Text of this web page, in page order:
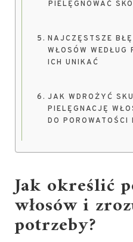
PIELĘGNOWAĆ
NAJCZĘSTSZE
WŁOSÓW WEDŁUG
ICH UNIKAĆ
JAK WDROŻYĆ
PIELĘGNACJĘ
DO POROWATOŚCI
Jak określić
włosówi
potrzeby?